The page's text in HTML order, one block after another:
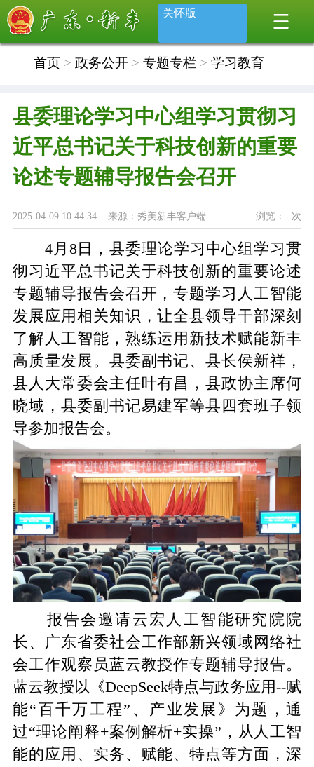
关怀版
首页> 政务公开> 专题专栏 > 学习教育
县委理论学习中心组学习贯彻习
近平总书记关于科技创新的重要
论述专题辅导报告会召开
浏览：- 次
2025-04-09 10:44:34 来源：秀美新丰客户端
4月8日，县委理论学习中心组学习贯
彻习近平总书记关于科技创新的重要论述
专题辅导报告会召开，专题学习人工智能
发展应用相关知识，让全县领导干部深刻
了解人工智能，熟练运用新技术赋能新丰
高质量发展。县委副书记、县长侯新祥，
县人大常委会主任叶有昌，县政协主席何
晓域，县委副书记易建军等县四套班子领
导参加报告会。
报告会邀请云宏人工智能研究院院
长、广东省委社会工作部新兴领域网络社
会工作观察员蓝云教授作专题辅导报告。
蓝云教授以《DeepSeek特点与政务应用--赋
能“百千万工程”、产业发展》为题，通
过“理论阐释+案例解析+实操”，从人工智
能的应用、实务、赋能、特点等方面，深